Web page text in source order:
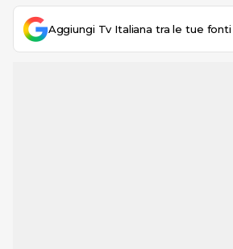
Aggiungi Tv Italiana tra le tue